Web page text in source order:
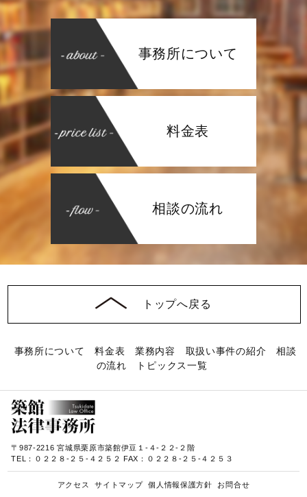
事務所について
料金表
相談の流れ
トップへ戻る
事務所について 料金表 業務内容 取扱い事件の紹介
相談
の流れ
トピックス一覧
〒987-2216 宮城県栗原市築館伊豆１-４-２２-２階
TEL：０２２８-２５-４２５２ FAX：０２２８-２５-４２５３
アクセス サイトマップ 個人情報保護方針 お問合せ